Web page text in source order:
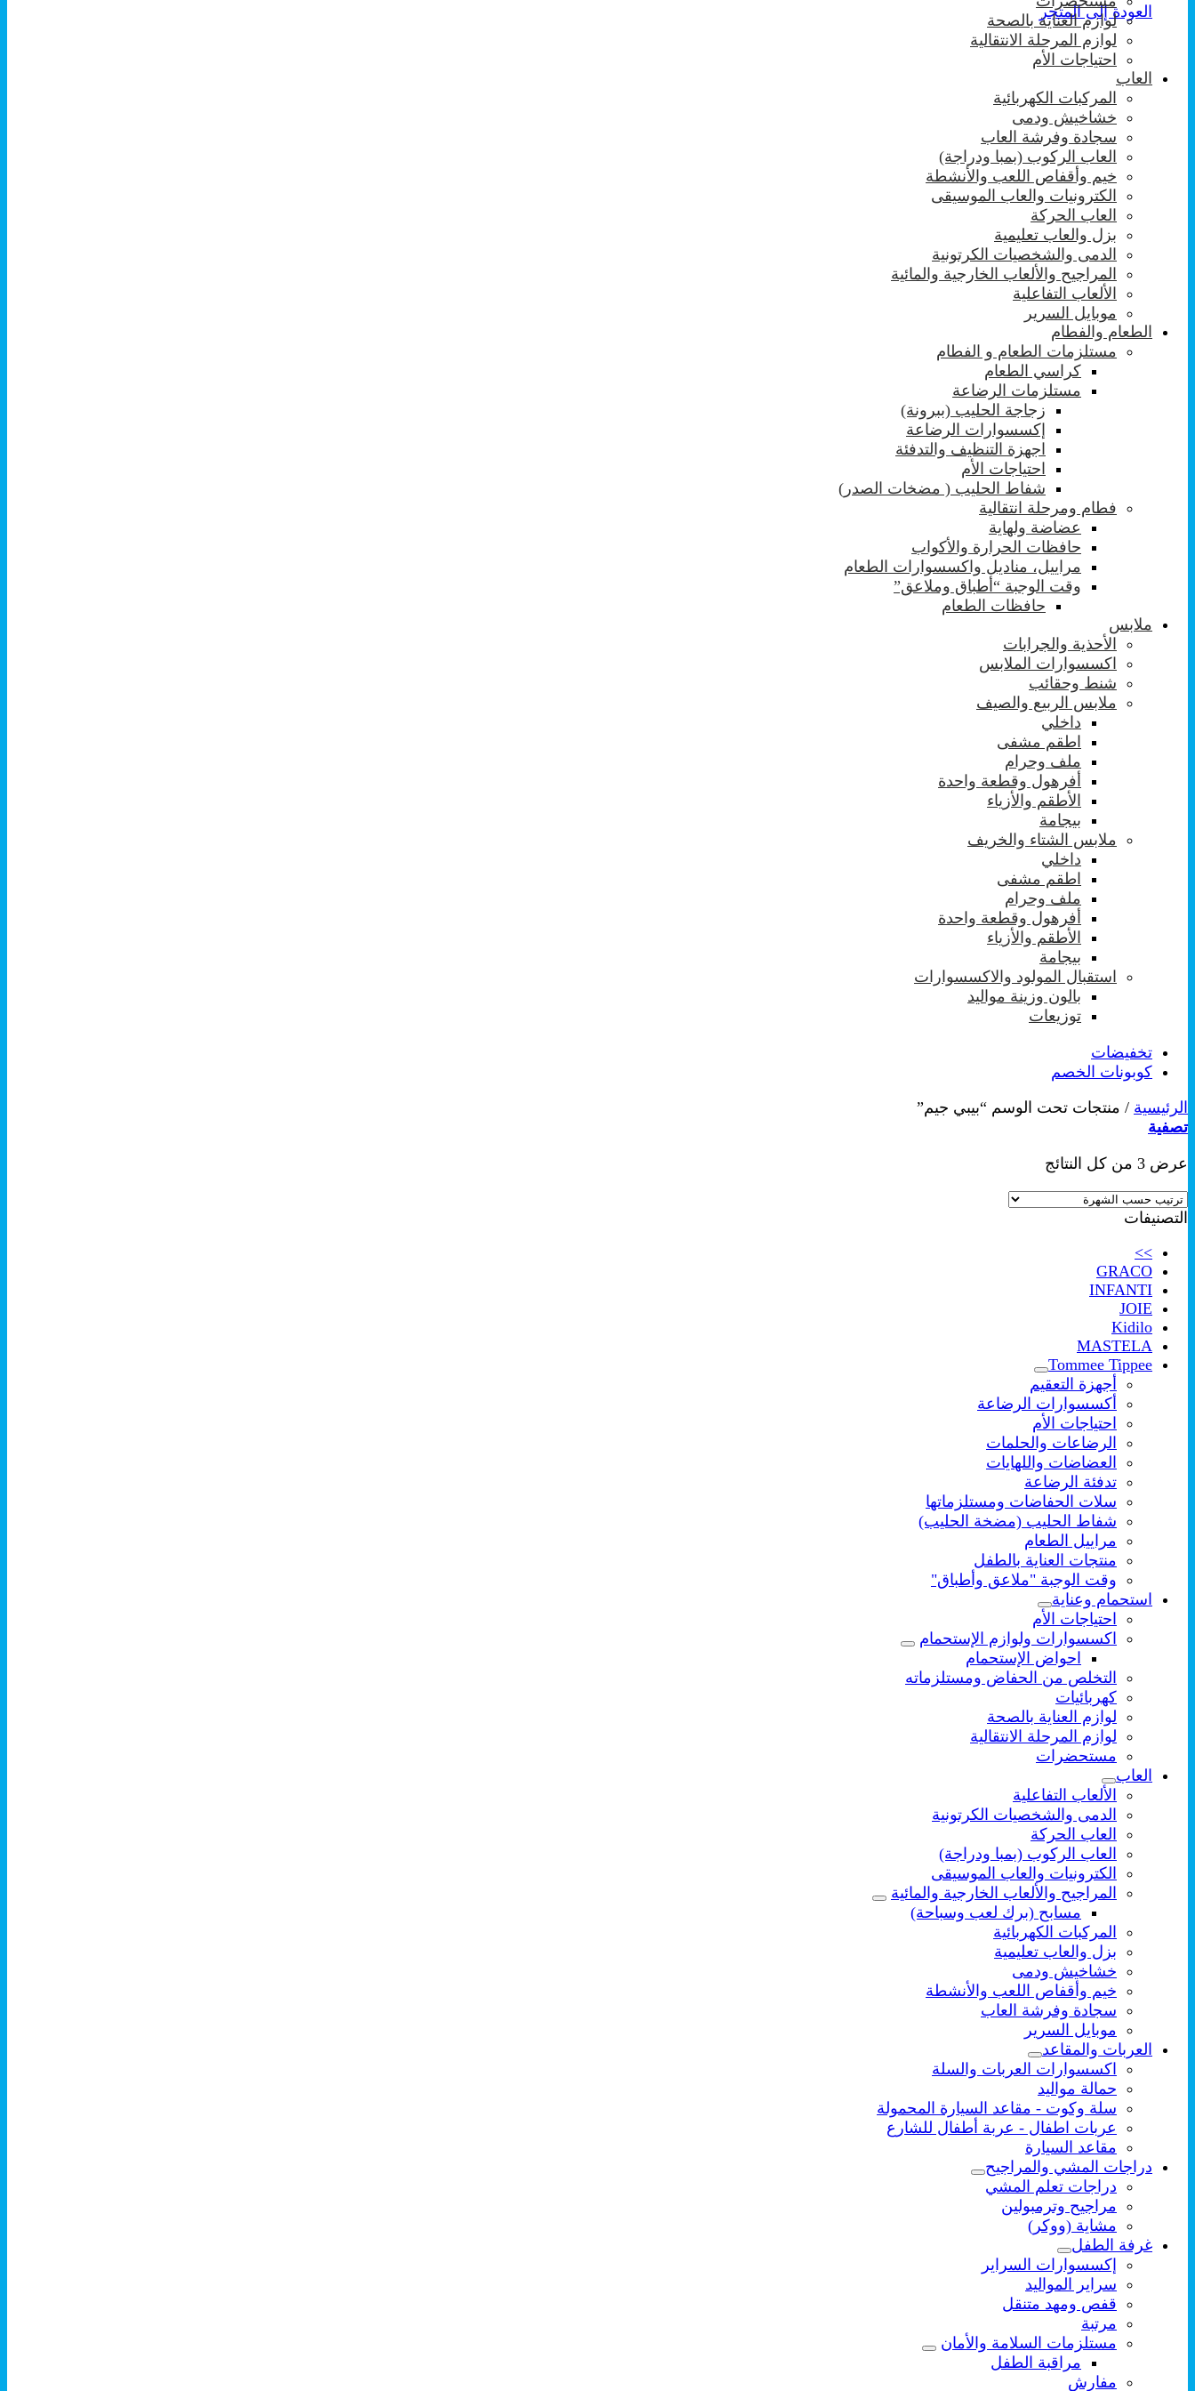
العودة إلى المتجر
لوازم العناية بالصحة
لوازم المرحلة الانتقالية
احتياجات الأم
العاب
المركبات الكهربائية
خشاخيش ودمى
سجادة وفرشة العاب
العاب الركوب (بمبا ودراجة)
خيم وأقفاص اللعب والأنشطة
الكترونيات والعاب الموسيقى
العاب الحركة
بزل والعاب تعليمية
الدمى والشخصيات الكرتونية
المراجيح والألعاب الخارجية والمائية
الألعاب التفاعلية
موبايل السرير
الطعام والفطام
مستلزمات الطعام و الفطام
كراسي الطعام
مستلزمات الرضاعة
زجاجة الحليب (ببرونة)
إكسسوارات الرضاعة
اجهزة التنظيف والتدفئة
احتياجات الأم
شفاط الحليب ( مضخات الصدر)
فطام ومرحلة انتقالية
عضاضة ولهاية
حافظات الحرارة والأكواب
مراييل، مناديل واكسسوارات الطعام
وقت الوجبة “أطباق وملاعق”
حافظات الطعام
ملابس
الأحذية والجرابات
اكسسوارات الملابس
شنط وحقائب
ملابس الربيع والصيف
داخلي
اطقم مشفى
ملف وحرام
أفرهول وقطعة واحدة
الأطقم والأزياء
بيجامة
ملابس الشتاء والخريف
داخلي
اطقم مشفى
ملف وحرام
أفرهول وقطعة واحدة
الأطقم والأزياء
بيجامة
استقبال المولود والاكسسوارات
بالون وزينة مواليد
توزيعات
تخفيضات
كوبونات الخصم
الرئيسية / منتجات تحت الوسم “بيبي جيم”
تصفية
عرض ⁦3⁩ من كل النتائج
حسب
التصنيفات
>>
GRACO
INFANTI
JOIE
Kidilo
MASTELA
Tommee Tippee
أجهزة التعقيم
أكسسوارات الرضاعة
احتياجات الأم
الرضاعات والحلمات
العضاضات واللهايات
تدفئة الرضاعة
سلات الحفاضات ومستلزماتها
شفاط الحليب (مضخة الحليب)
مراييل الطعام
منتجات العناية بالطفل
وقت الوجبة "ملاعق وأطباق"
استحمام وعناية
احتياجات الأم
اكسسوارات ولوازم الإستحمام
احواض الإستحمام
التخلص من الحفاض ومستلزماته
كهربائيات
لوازم العناية بالصحة
لوازم المرحلة الانتقالية
مستحضرات
العاب
الألعاب التفاعلية
الدمى والشخصيات الكرتونية
العاب الحركة
العاب الركوب (بمبا ودراجة)
الكترونيات والعاب الموسيقى
المراجيح والألعاب الخارجية والمائية
مسابح (برك لعب وسباحة)
المركبات الكهربائية
بزل والعاب تعليمية
خشاخيش ودمى
خيم وأقفاص اللعب والأنشطة
سجادة وفرشة العاب
موبايل السرير
العربات والمقاعد
اكسسوارات العربات والسلة
حمالة مواليد
سلة وكوت - مقاعد السيارة المحمولة
عربات اطفال - عربة أطفال للشارع
مقاعد السيارة
دراجات المشي والمراجيح
دراجات تعلم المشي
مراجيح وترمبولين
مشاية (ووكر)
غرفة الطفل
إكسسوارات السراير
سراير المواليد
قفص ومهد متنقل
مرتبة
مستلزمات السلامة والأمان
مراقبة الطفل
مفارش